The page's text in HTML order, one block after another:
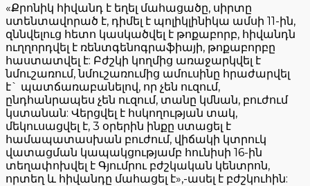
«Քրոնիկ հիվանդ է եղել մահացածը, սիրտը
ստենտավորած է, դիմել է պոլիկլինիկա ամսի 11-ին,
զննվելուց հետո կասկածվել է թոքաբորբ, հիվանդն
ուղղորդվել է ռենտգենոգրաֆիայի, թոքաբորբը
հաստատվել է: Բժշկի կողմից առաջարկվել է
նմուշառում, նմուշառումից ամուսինը հրաժարվել
է` պատճառաբանելով, որ չեն ուզում,
ընդհանրապես չեն ուզում, տանը կմնան, բուժում
կստանան: Վերցվել է հսկողության տակ,
մեկուսացվել է, 3 օրերին ինքը ստացել է
համապատասխան բուժում, վիճակի կտրուկ
վատացման կապակցությամբ հունիսի 16-ին
տեղափոխվել է Գյումրու բժշկական կենտրոն,
որտեղ և հիվանդը մահացել է»,-ասել է բժշկուհին: